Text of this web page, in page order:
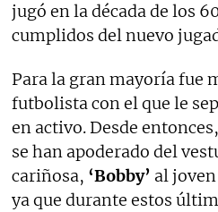
jugó en la década de los
cumplidos del nuevo
Para la gran mayoría fue
futbolista con el que le
en activo. Desde
se han apoderado del
cariñosa, ‘Bobby’ al
ya que durante estos